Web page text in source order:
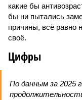
какие бы
бы ни пытались
причины, всё равно
своё.
Цифры
По данным за 2025